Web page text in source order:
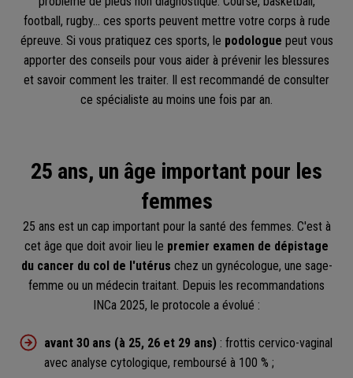
football, rugby… ces sports peuvent mettre votre corps à rude
épreuve. Si vous pratiquez ces sports, le podologue peut vous
apporter des conseils pour vous aider à prévenir les blessures
et savoir comment les traiter. Il est recommandé de consulter
ce spécialiste au moins une fois par an.
25 ans, un âge important pour les
femmes
25 ans est un cap important pour la santé des femmes. C'est à
cet âge que doit avoir lieu le premier examen de dépistage
du cancer du col de l'utérus chez un gynécologue, une sage-
femme ou un médecin traitant. Depuis les recommandations
INCa 2025, le protocole a évolué :
avant 30 ans (à 25, 26 et 29 ans) : frottis cervico-vaginal
avec analyse cytologique, remboursé à 100 % ;